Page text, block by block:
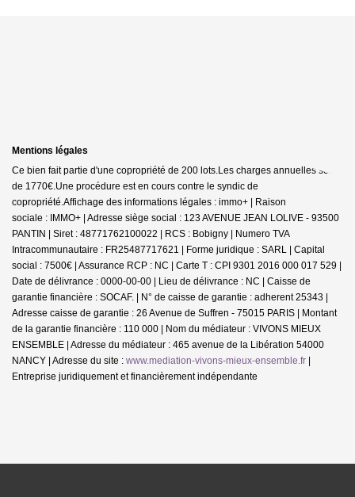
Mentions légales
Ce bien fait partie d'une copropriété de 200 lots.Les charges annuelles sont
de 1770€. Une procédure est en cours contre le syndic de
copropriété. Affichage des informations légales : immo+ | Raison
sociale : IMMO+ | Adresse siège social : 123 AVENUE JEAN LOLIVE - 93500
PANTIN | Siret : 48771762100022 | RCS : Bobigny | Numero TVA
Intracommunautaire : FR25487717621 | Forme juridique : SARL | Capital
social : 7500€ | Assurance RCP : NC | Carte T : CPI 9301 2016 000 017 529 |
Date de délivrance : 0000-00-00 | Lieu de délivrance : NC | Caisse de
garantie financière : SOCAF. | N° de caisse de garantie : adherent 25343 |
Adresse caisse de garantie : 26 Avenue de Suffren - 75015 PARIS | Montant
de la garantie financière : 110 000 | Nom du médiateur : VIVONS MIEUX
ENSEMBLE | Adresse du médiateur : 465 avenue de la Libération 54000
NANCY | Adresse du site : www.mediation-vivons-mieux-ensemble.fr |
Entreprise juridiquement et financièrement indépendante